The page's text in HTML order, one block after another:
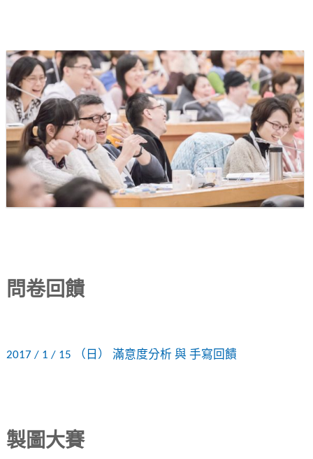
問卷回饋
2017 / 1 / 15 （日） 滿意度分析 與 手寫回饋
製圖大賽